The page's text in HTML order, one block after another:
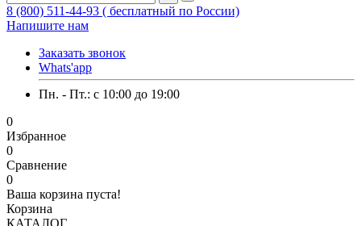
8 (800) 511-44-93 ( бесплатный по России)
Напишите нам
Заказать звонок
Whats'app
Пн. - Пт.: c 10:00 до 19:00
0
Избранное
0
Сравнение
0
Ваша корзина пуста!
Корзина
КАТАЛОГ